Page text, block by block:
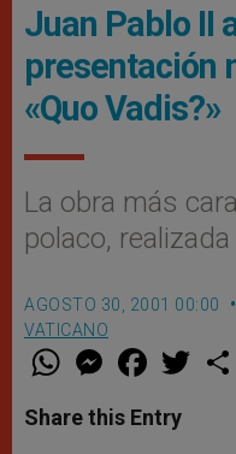
Juan Pablo II
presentación
«Quo Vadis?»
La obra más
polaco,
AGOSTO 30, 2001 00:00
VATICANO
W
t
s
M
e
s
e
F
a
e
b
w
Share this Entry